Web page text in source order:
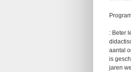
: Beter
aantal
is
jaren